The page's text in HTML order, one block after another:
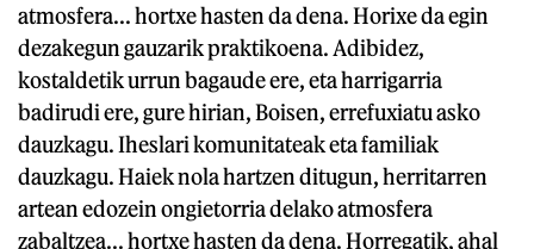
atmosfera... hortxe hasten da dena. Horixe da egin
dezakegun gauzarik praktikoena. Adibidez,
kostaldetik urrun bagaude ere, eta harrigarria
badirudi ere, gure hirian, Boisen, errefuxiatu asko
dauzkagu. Iheslari komunitateak eta familiak
dauzkagu. Haiek nola hartzen ditugun, herritarren
artean edozein ongietorria delako atmosfera
zabaltzea... hortxe hasten da dena. Horregatik, ahal